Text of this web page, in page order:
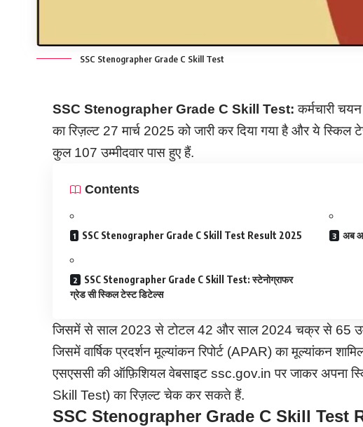
SSC Stenographer Grade C Skill Test
SSC Stenographer Grade C Skill Test: कर्मचारी
का रिज़ल्ट 27 मार्च 2025 को जारी कर दिया गया है और ये स्किल
कुल 107 उम्मीदवार पास हुए हैं.
Contents
SSC Stenographer Grade C Skill Test Result 2025
SSC Stenographer Grade C Skill Test: स्टेनोग्राफर
ग्रेड सी स्किल टेस्ट डिटेल्स
अब
जिसमें से साल 2023 से टोटल 42 और साल 2024 चक्र से 65
जिसमें वार्षिक प्रदर्शन मूल्यांकन रिपोर्ट (APAR) का मूल्यांकन
एसएससी की ऑफ़िशियल वेबसाइट ssc.gov.in पर जाकर
Skill Test) का रिज़ल्ट चेक कर सकते हैं.
SSC Stenographer Grade C Skill Test